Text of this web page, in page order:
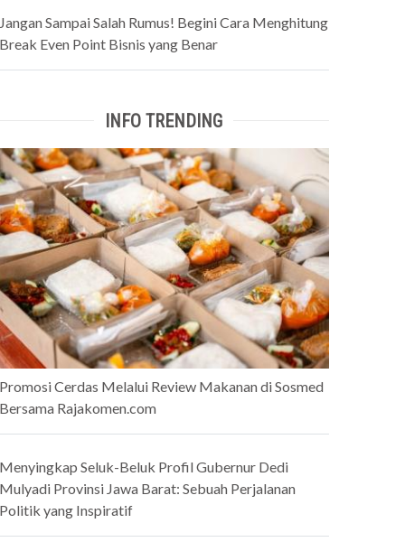
Sampai Salah Rumus! Begini Cara Menghitung
Even Point Bisnis yang Benar
INFO TRENDING
Cerdas Melalui Review Makanan di Sosmed
Rajakomen.com
Seluk-Beluk Profil Gubernur Dedi
Provinsi Jawa Barat: Sebuah Perjalanan
yang Inspiratif